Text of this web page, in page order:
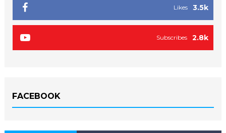
3.5k
Likes
2.8k
Subscribes
FACEBOOK